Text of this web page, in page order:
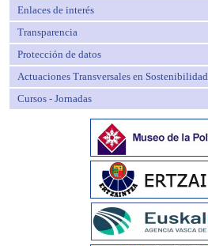
Enlaces de interés
Transparencia
Protección de datos
Actuaciones Transversales en Sostenibilidad
Cursos - Jornadas